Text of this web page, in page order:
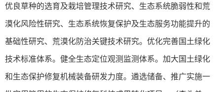
优良草种的选育及栽培管理技术研究、生态系统脆弱性和荒
漠化风险性研究、生态系统恢复保护及生态服务功能提升的
基础性研究、荒漠化防治关键技术研究。优化完善国土绿化
技术标准体系。健全生态定位观测监测体系。加大国土绿化
和生态保护修复机械装备研发力度。遴选储备、推广实施一